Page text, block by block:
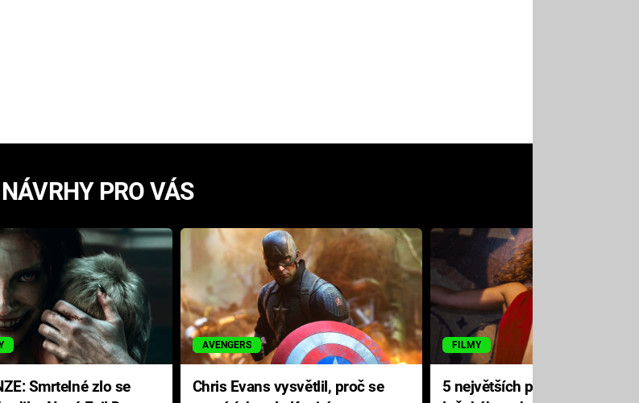
NÁVRHY PRO VÁS
AVENGERS
Chris Evans vysvětlil, proč se
FILMY
5 největších propadáků